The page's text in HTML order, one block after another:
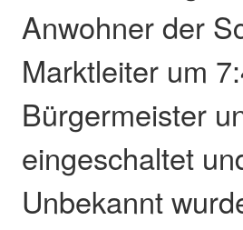
Anwohner der
Marktleiter um
Bürgermeister
eingeschaltet
Unbekannt